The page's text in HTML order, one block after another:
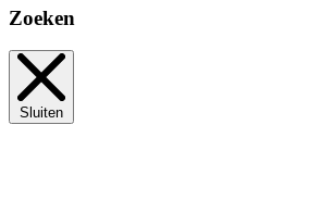
Zoeken
Sluiten